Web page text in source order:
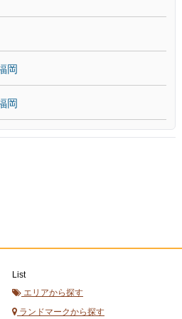
岡
岡
List
エリアから探す
ランドマークから探す